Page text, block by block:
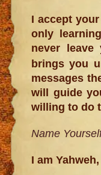
I accept
only
never leave
brings you
messages
will guide
willing to do
Name
I am